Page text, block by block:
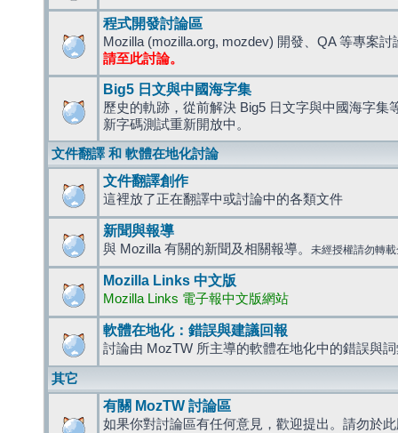
程式開發討論區
Mozilla (mozilla.org, mozdev) 開發、QA 等專案討
請至此討論。
Big5 日文與中國海字集
歷史的軌跡，從前解決 Big5 日文字與中國海字集
新字碼測試重新開放中。
文件翻譯 和 軟體在地化討論
文件翻譯創作
這裡放了正在翻譯中或討論中的各類文件
新聞與報導
與 Mozilla 有關的新聞及相關報導。 未經授權請勿轉
Mozilla Links 中文版
Mozilla Links 電子報中文版網站
軟體在地化：錯誤與建議回報
討論由 MozTW 所主導的軟體在地化中的錯誤與
其它
有關 MozTW 討論區
如果你對討論區有任何意見，歡迎提出。請勿於